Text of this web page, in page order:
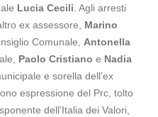
Lucia Cecili . Agli arresti
ex assessore, Marino
Comunale, Antonella
Paolo Cristiano e Nadia
e sorella dell’ex
espressione del Prc, tolto
dell’Italia dei Valori,